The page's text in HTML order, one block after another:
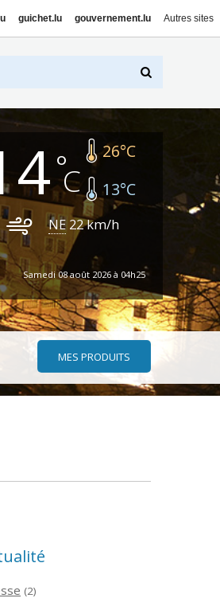
guichet.lu gouvernement.lu Autres sites
26°C
13°C
NE 22km/h
Samedi 08 août 2026 à 04h25
MES PRODUITS
(2)